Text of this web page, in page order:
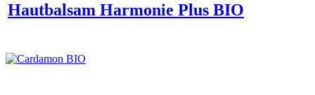
Hautbalsam Harmonie Plus BIO